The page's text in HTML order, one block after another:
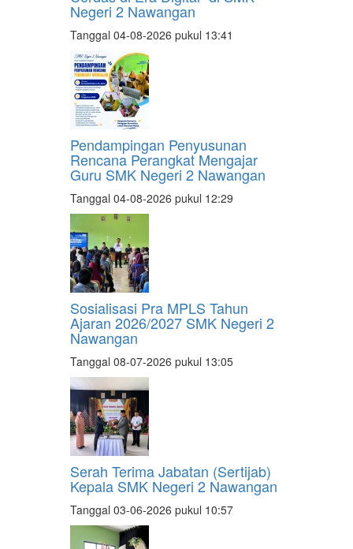
Negeri 2 Nawangan
Tanggal 04-08-2026 pukul 13:41
Pendampingan Penyusunan
Rencana Perangkat Mengajar
Guru SMK Negeri 2 Nawangan
Tanggal 04-08-2026 pukul 12:29
Sosialisasi Pra MPLS Tahun
Ajaran 2026/2027 SMK Negeri 2
Nawangan
Tanggal 08-07-2026 pukul 13:05
Serah Terima Jabatan (Sertijab)
Kepala SMK Negeri 2 Nawangan
Tanggal 03-06-2026 pukul 10:57